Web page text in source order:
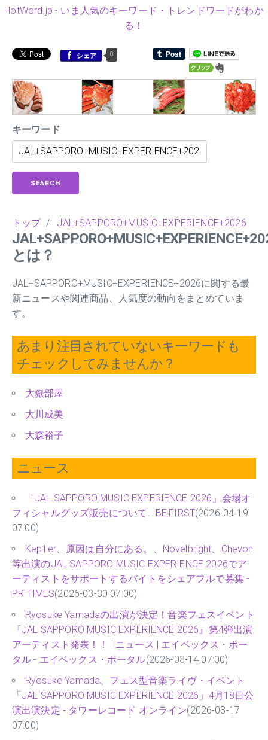
HotWord.jp - いま人気のキーワード・トレンドワードがわか
る！
シェア 0
キーワード
SEARCH
トップ/ JAL+SAPPORO+MUSIC+EXPERIENCE+2026
とは？
JAL+SAPPORO+MUSIC+EXPERIENCE+2026に関する最
新ニュースや関連商品、人気度の動向をまとめていま
す。
あまり注目されていないキーワードも
チェックしてみませんか？
大嶽部屋
大川成美
大森裕子
ニュース
「JAL SAPPORO MUSIC EXPERIENCE 2026」会場オ
フィシャルグッズ販売について - BE:FIRST(2026-04-19
07:00)
Kep1er、原因は自分にある。、Novelbright、Chevon
等出演のJAL SAPPORO MUSIC EXPERIENCE 2026でア
ーティストをサポートするバイトをシェアフルで募集 -
PR TIMES(2026-03-30 07:00)
Ryosuke Yamadaの出演が決定！音楽フェスイベント
『JAL SAPPORO MUSIC EXPERIENCE 2026』第4弾出演
アーティスト発表！！ | ニュース | エイベックス・ポー
タル - エイベックス・ポータル(2026-03-14 07:00)
Ryosuke Yamada、フェス型音楽ライヴ・イベント
「JAL SAPPORO MUSIC EXPERIENCE 2026」4月18日公
演出演決定 - タワーレコード オンライン(2026-03-17
07:00)